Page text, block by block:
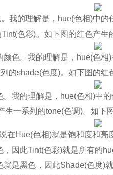
我的理解是， hue(色相)中的
Tint(色彩)。如下图的红色产生
色。我的理解是， hue(色相)
的shade(色度)。如下图的红
我的理解是， hue(色相)中的
生一系列的tone(色调)。如下
在Hue(色相)就是饱和度和亮
，因此Tint(色彩)就是所有的
就是黑色，因此Shade(色度)